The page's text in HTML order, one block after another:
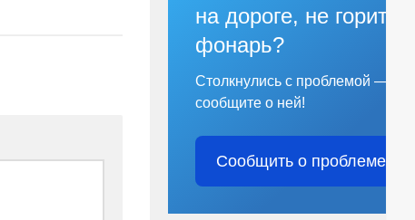
на дороге, не горит
фонарь?
Столкнулись с проблемой —
сообщите о ней!
Сообщить о проблеме